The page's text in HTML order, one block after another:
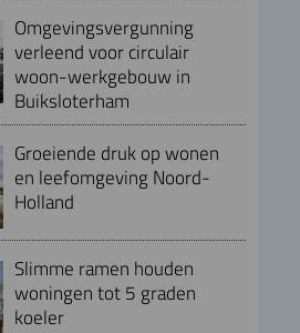
Omgevingsvergunning
verleend voor circulair
woon-werkgebouw in
Buiksloterham
Groeiende druk op wonen
en leefomgeving Noord-
Holland
Slimme ramen houden
woningen tot 5 graden
koeler